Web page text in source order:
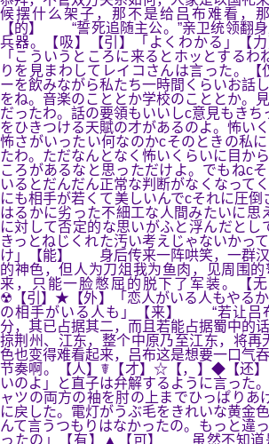
候摆什么架子，那不是给吕布难看，
【的】 “誓死追随主公。”亲卫统领翻
兵器。【吸】【引】「よくわかる」【
「こういうところに来るとホッとするわ
りを見まわしてレイコさんは言った。【
ーを飲みながら私たち一時間くらいお話
をね。音楽のこととか学校のこととか。
だったわ。話の要領もいいしc意見もきち
をひきつける天賦の才があるのよ。怖い
怖さがいったい何なのかcそのときの私
たわ。ただなんとなく怖いくらいに目か
ころがあるなと思っただけよ。でもねc
いるとだんだん正常な判断がなくなって
にも相手が若くて美しいんでcそれに圧倒
はるかに劣った不細工な人間みたいに思
に対して否定的な思いがふと浮んだとし
きっとねじくれた汚い考えじゃないかっ
け」【能】 身后传来一阵哄笑，一群汉
的神色，但人为刀俎我为鱼肉，见周围
来，只能一脸憋屈的脱下了军装。【
☢【引】★【外】「恋人がいる人もやる
の相手がいる人も」【来】 “若让吕
分，其已占据其二，而且若能占据蜀中的
掠荆州、江东，整个中原乃至江东，将再
色也变得难看起来，吕布这是想要一口气
节奏啊。【人】☤【才】☆【，】◆【还】
いのよ」と直子は弁解するように言った
ャツの両方の袖を肘の上までひっぱりあ
に戻した。電灯がうぶ毛をきれいな黄金
んて言うつもりはなかったの。もっと違
ったの」【有】▲【可】 虽然不知道